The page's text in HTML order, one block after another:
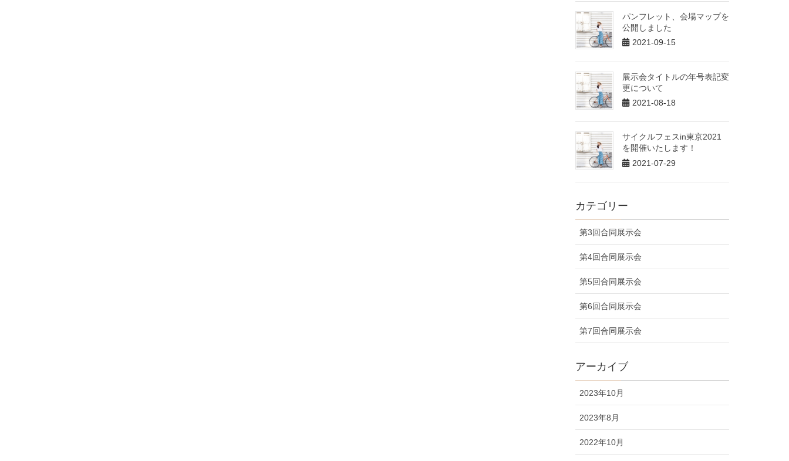
パンフレット、会場マップを
公開しました
2021-09-15
展示会タイトルの年号表記変
更について
2021-08-18
サイクルフェスin東京2021
を開催いたします！
2021-07-29
カテゴリー
第3回合同展示会
第4回合同展示会
第5回合同展示会
第6回合同展示会
第7回合同展示会
アーカイブ
2023年10月
2023年8月
2022年10月